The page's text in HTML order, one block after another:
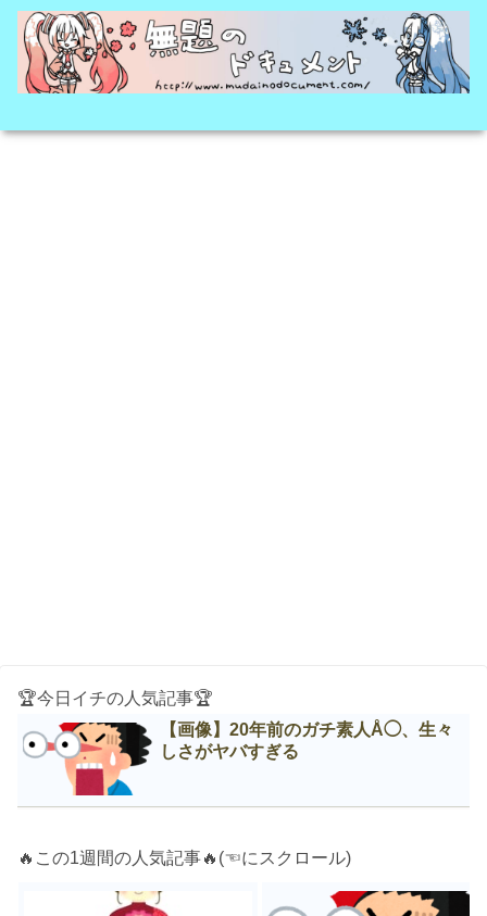
🏆今日イチの人気記事🏆
【画像】20年前のガチ素人Å◯、生々
しさがヤバすぎる
🔥この1週間の人気記事🔥(☜にスクロール)